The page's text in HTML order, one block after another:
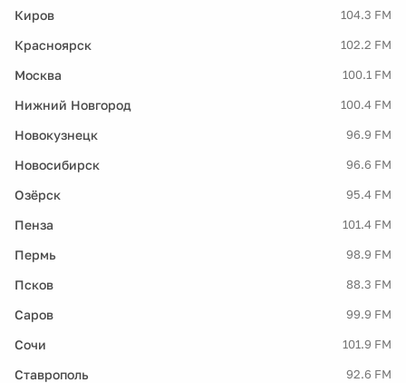
Киров 104.3 FM
Красноярск 102.2 FM
Москва 100.1 FM
Нижний Новгород 100.4 FM
Новокузнецк 96.9 FM
Новосибирск 96.6 FM
Озёрск 95.4 FM
Пенза 101.4 FM
Пермь 98.9 FM
Псков 88.3 FM
Саров 99.9 FM
Сочи 101.9 FM
Ставрополь 92.6 FM